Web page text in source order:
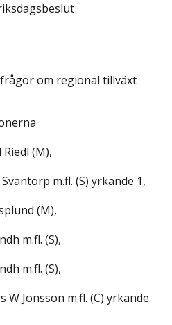
om regional tillväxt
Riedl (M),
m.fl. (S) yrkande 1,
(M),
m.fl. (S),
m.fl. (S),
W Jonsson m.fl. (C) yrkande